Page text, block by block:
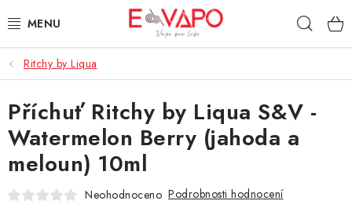
na
3D TISK
TIPY ZA DOBROU CENU
AROMATA A PŘÍCHUTĚ
BÁZE
Ritchy by Liqua
Příchuť Ritchy by Liqua S&V -
Watermelon Berry (jahoda a
meloun) 10ml
Neohodnoceno Podrobnosti hodnocení